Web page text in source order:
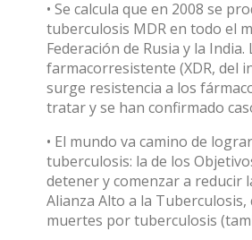
• Se calcula que en 2008 se
tuberculosis MDR en todo el
Federación de Rusia y la
farmacorresistente (XDR, del
surge resistencia a los
tratar y se han confirmado
• El mundo va camino de
tuberculosis: la de los
detener y comenzar a reducir
Alianza Alto a la
muertes por tuberculosis